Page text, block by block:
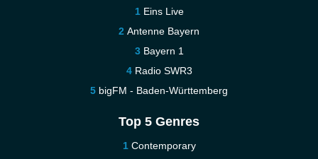
Eins Live
Antenne Bayern
Bayern 1
Radio SWR3
bigFM - Baden-Württemberg
Top 5 Genres
Contemporary